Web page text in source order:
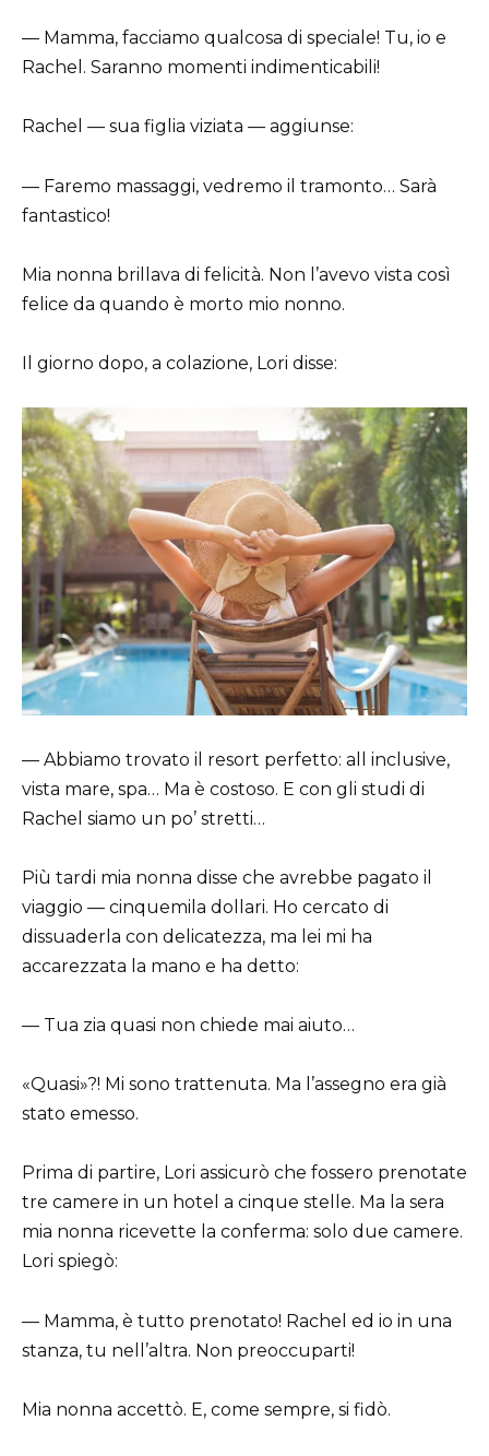
— Mamma, facciamo qualcosa di speciale! Tu, io e
Rachel. Saranno momenti indimenticabili!
Rachel — sua figlia viziata — aggiunse:
— Faremo massaggi, vedremo il tramonto… Sarà
fantastico!
Mia nonna brillava di felicità. Non l’avevo vista così
felice da quando è morto mio nonno.
Il giorno dopo, a colazione, Lori disse:
— Abbiamo trovato il resort perfetto: all inclusive,
vista mare, spa… Ma è costoso. E con gli studi di
Rachel siamo un po’ stretti…
Più tardi mia nonna disse che avrebbe pagato il
viaggio — cinquemila dollari. Ho cercato di
dissuaderla con delicatezza, ma lei mi ha
accarezzata la mano e ha detto:
— Tua zia quasi non chiede mai aiuto…
«Quasi»?! Mi sono trattenuta. Ma l’assegno era già
stato emesso.
Prima di partire, Lori assicurò che fossero prenotate
tre camere in un hotel a cinque stelle. Ma la sera
mia nonna ricevette la conferma: solo due camere.
Lori spiegò:
— Mamma, è tutto prenotato! Rachel ed io in una
stanza, tu nell’altra. Non preoccuparti!
Mia nonna accettò. E, come sempre, si fidò.